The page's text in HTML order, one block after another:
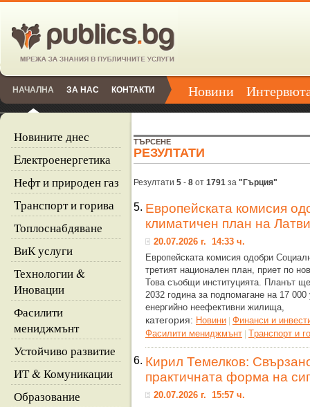
НАЧАЛНА ЗА НАС КОНТАКТИ Новини
Новините днес
Eлектроенергетика
Нефт и природен газ
Tранспорт и горива
Топлоснабдяване
ВиК услуги
Технологии &
Иновации
Фасилити
мениджмънт
Устойчиво развитие
ИТ & Комуникации
Образование
ТЪРСЕНЕ
РЕЗУЛТАТИ
Резултати 5 - 8 от 1791 за "Гърция"
5. Европейската комисия
климатичен план на
20.07.2026 г. 14:33 ч.
Европейската комисия одобри
третият национален план, приет по
Това съобщи институцията. Планът
2032 година за подпомагане на 17
енергийно неефективни жилища,
категория: Новини | Финанси и
Фасилити мениджмънт | Tранспорт и
6. Кирил Темелков:
практичната форма на
20.07.2026 г. 15:57 ч.